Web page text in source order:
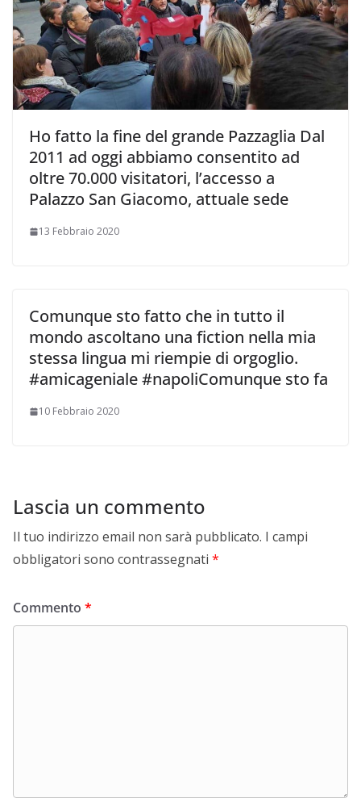
Ho fatto la fine del grande Pazzaglia Dal
2011 ad oggi abbiamo consentito ad
oltre 70.000 visitatori, l’accesso a
Palazzo San Giacomo, attuale sede
13 Febbraio 2020
Comunque sto fatto che in tutto il
mondo ascoltano una fiction nella mia
stessa lingua mi riempie di orgoglio.
#amicageniale #napoliComunque sto fa
10 Febbraio 2020
Lascia un commento
Il tuo indirizzo email non sarà pubblicato. I campi
obbligatori sono contrassegnati *
Commento *